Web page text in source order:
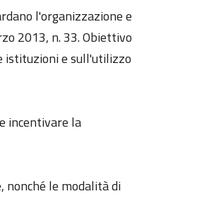
l'organizzazione e
2013, n. 33. Obiettivo
istituzioni e sull'utilizzo
incentivare la
nonché le modalità di